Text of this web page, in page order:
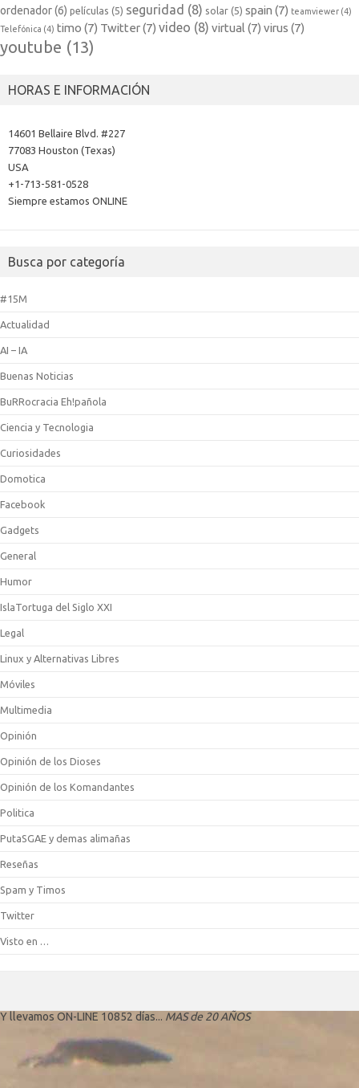
ordenador(6) películas (5) seguridad (8) solar (5) spain (7) teamviewer (4)
Telefónica (4) timo (7) Twitter(7) video (8) virtual (7) virus (7)
youtube (13)
HORAS E INFORMACIÓN
14601 Bellaire Blvd. #227
77083 Houston (Texas)
USA
+1-713-581-0528
Siempre estamos ONLINE
Busca por categoría
#15M
Actualidad
AI – IA
Buenas Noticias
BuRRocracia Eh!pañola
Ciencia y Tecnologia
Curiosidades
Domotica
Facebook
Gadgets
General
Humor
IslaTortuga del Siglo XXI
Legal
Linux y Alternativas Libres
Móviles
Multimedia
Opinión
Opinión de los Dioses
Opinión de los Komandantes
Politica
PutaSGAE y demas alimañas
Reseñas
Spam y Timos
Twitter
Visto en …
Y llevamos ON-LINE 10852 días... MAS de 20 AÑOS